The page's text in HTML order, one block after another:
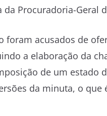
Procuradoria-Geral
foram acusados de
a elaboração da
de um estado
da minuta, o que